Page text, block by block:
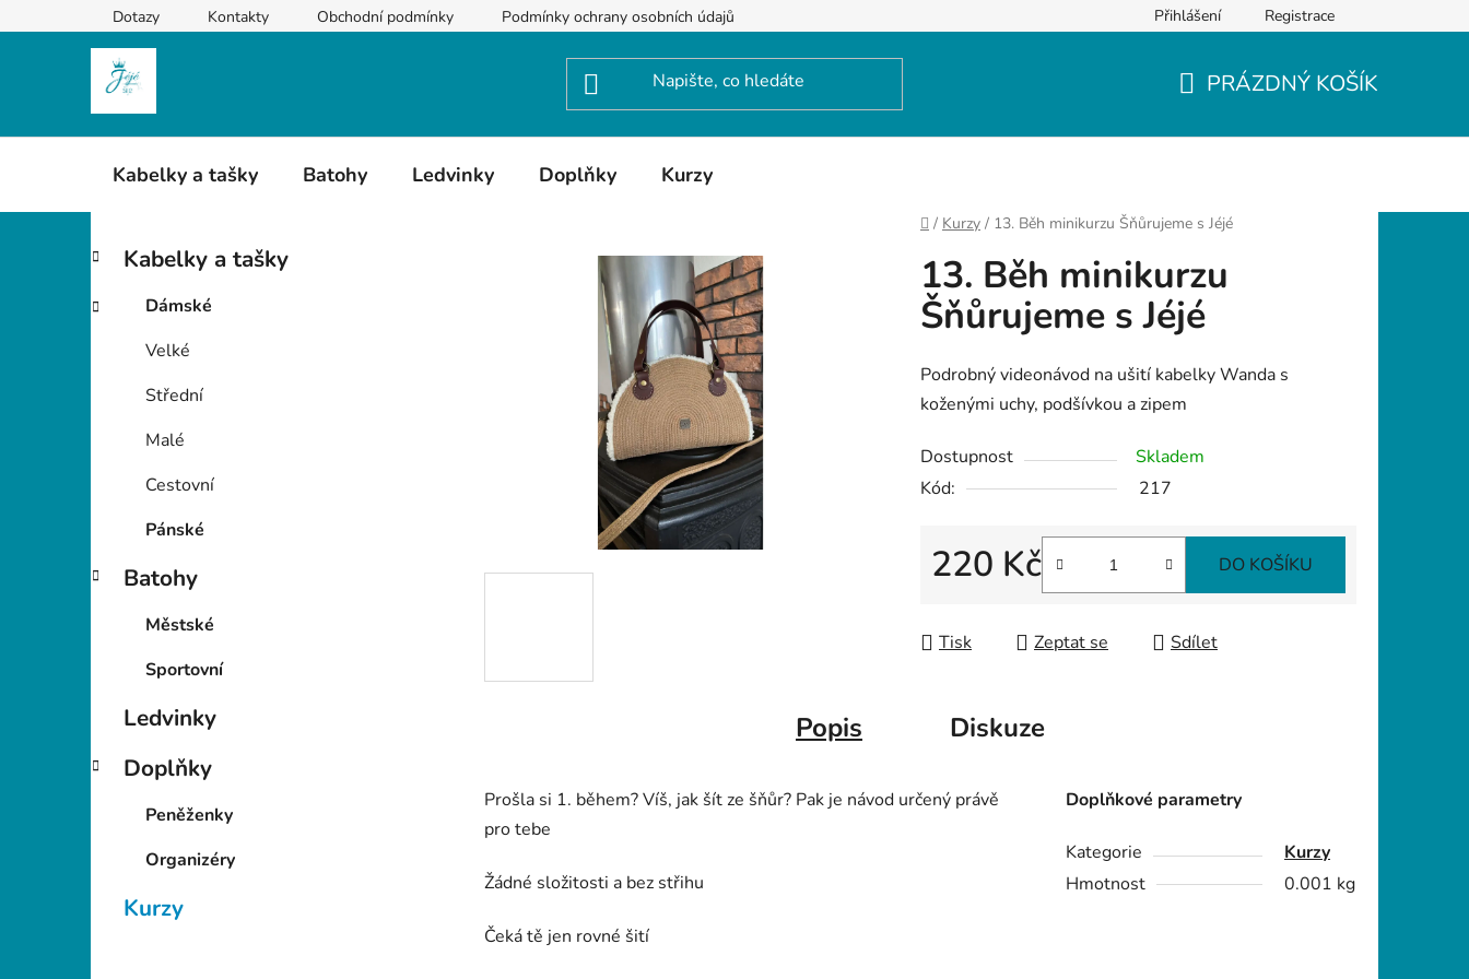
na
Dotazy Kontakty Obchodní podmínky Podmínky ochrany osobních údajů Přihlášení Registrace
PRÁZDNÝ KOŠÍK
Kabelky a tašky Batohy Ledvinky Doplňky Kurzy
Domů
/ Kurzy / 13. Běh minikurzu Šňůrujeme s Jéjé
P
s
e
Přeskočit
kategorie
K
a
e
Kabelky a tašky
Dámské
Velké
Střední
Malé
Cestovní
Pánské
Batohy
Městské
Sportovní
Ledvinky
Doplňky
Peněženky
Organizéry
Kurzy
13. Běh minikurzu
Šňůrujeme s Jéjé
Podrobný videonávod na ušití kabelky Wanda s
koženými uchy, podšívkou a zipem
Dostupnost
Skladem
Kód:
217
220 Kč DO KOŠÍKU
Tisk Zeptat se Sdílet
Popis Diskuze
Prošla si 1. během? Víš, jak šít ze šňůr? Pak je návod určený právě
pro tebe
Žádné složitosti a bez střihu
Čeká tě jen rovné šití
Doplňkové parametry
Kategorie
Kurzy
Hmotnost
0.001 kg